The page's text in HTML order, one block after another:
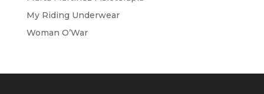
My Riding Underwear
Woman O’War